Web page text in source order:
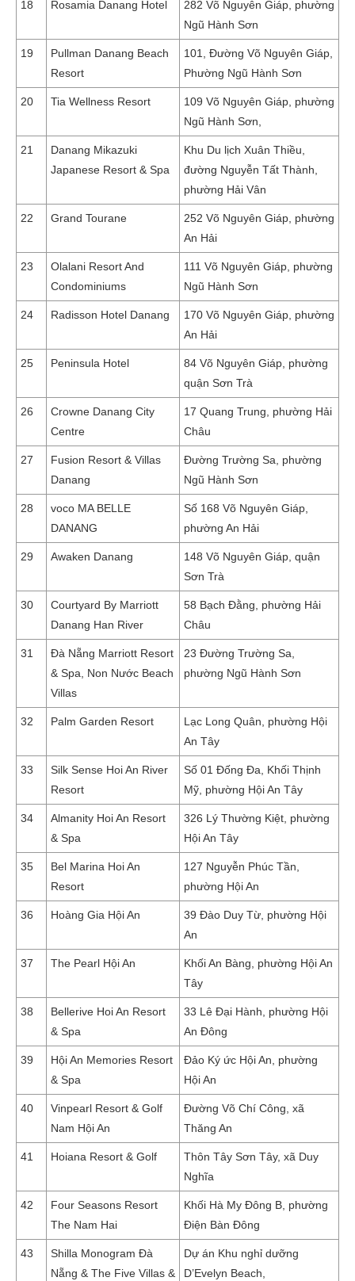
18 Rosamia Danang Hotel
282 Võ Nguyên Giáp, phường
Ngũ Hành Sơn
19
Pullman Danang Beach
Resort
101, Đường Võ Nguyên Giáp,
Phường Ngũ Hành Sơn
20 Tia Wellness Resort
109 Võ Nguyên Giáp, phường
Ngũ Hành Sơn,
21
Danang Mikazuki
Japanese Resort & Spa
Khu Du lịch Xuân Thiều,
đường Nguyễn Tất Thành,
phường Hải Vân
22 Grand Tourane
252 Võ Nguyên Giáp, phường
An Hải
23
Olalani Resort And
Condominiums
111 Võ Nguyên Giáp, phường
Ngũ Hành Sơn
24 Radisson Hotel Danang
170 Võ Nguyên Giáp, phường
An Hải
25 Peninsula Hotel
84 Võ Nguyên Giáp, phường
quận Sơn Trà
26
Crowne Danang City
Centre
17 Quang Trung, phường Hải
Châu
27
Fusion Resort & Villas
Danang
Đường Trường Sa, phường
Ngũ Hành Sơn
28
voco MA BELLE
DANANG
Số 168 Võ Nguyên Giáp,
phường An Hải
29 Awaken Danang
148 Võ Nguyên Giáp, quận
Sơn Trà
30
Courtyard By Marriott
Danang Han River
58 Bạch Đằng, phường Hải
Châu
31
Đà Nẵng Marriott Resort
& Spa, Non Nước Beach
Villas
23 Đường Trường Sa,
phường Ngũ Hành Sơn
32 Palm Garden Resort
Lạc Long Quân, phường Hội
An Tây
33
Silk Sense Hoi An River
Resort
Số 01 Đống Đa, Khối Thịnh
Mỹ, phường Hội An Tây
34
Almanity Hoi An Resort
& Spa
326 Lý Thường Kiệt, phường
Hội An Tây
35
Bel Marina Hoi An
Resort
127 Nguyễn Phúc Tần,
phường Hội An
36 Hoàng Gia Hội An
39 Đào Duy Từ, phường Hội
An
37 The Pearl Hội An
Khối An Bàng, phường Hội An
Tây
38
Bellerive Hoi An Resort
& Spa
33 Lê Đại Hành, phường Hội
An Đông
39
Hội An Memories Resort
& Spa
Đảo Ký ức Hội An, phường
Hội An
40
Vinpearl Resort & Golf
Nam Hội An
Đường Võ Chí Công, xã
Thăng An
41 Hoiana Resort & Golf
Thôn Tây Sơn Tây, xã Duy
Nghĩa
42
Four Seasons Resort
The Nam Hai
Khối Hà My Đông B, phường
Điện Bàn Đông
43
Shilla Monogram Đà
Nẵng & The Five Villas &
Dự án Khu nghỉ dưỡng
D’Evelyn Beach,